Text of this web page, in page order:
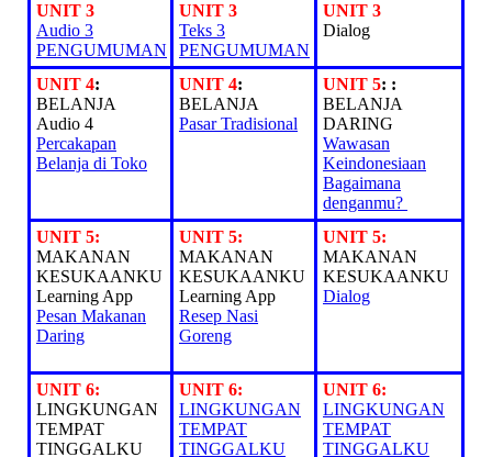
UNIT 3
Audio 3
PENGUMUMAN
UNIT 3
Teks 3
PENGUMUMAN
UNIT 3
Dialog
UNIT 4:
BELANJA
Audio 4
Percakapan
Belanja di Toko
UNIT 4:
BELANJA
Pasar Tradisional
UNIT 5: :
BELANJA
DARING
Wawasan
Keindonesiaan
Bagaimana
denganmu?
UNIT 5:
MAKANAN
KESUKAANKU
Learning App
Pesan Makanan
Daring
UNIT 5:
MAKANAN
KESUKAANKU
Learning App
Resep Nasi
Goreng
UNIT 5:
MAKANAN
KESUKAANKU
Dialog
UNIT 6:
LINGKUNGAN
TEMPAT
TINGGALKU
UNIT 6:
LINGKUNGAN
TEMPAT
TINGGALKU
UNIT 6:
LINGKUNGAN
TEMPAT
TINGGALKU